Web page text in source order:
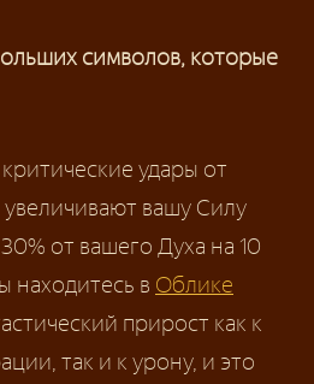
символов, которые
удары от
вашу Силу
от вашего Духа на 10
находитесь в Облике
прирост как к
так и к урону, и это